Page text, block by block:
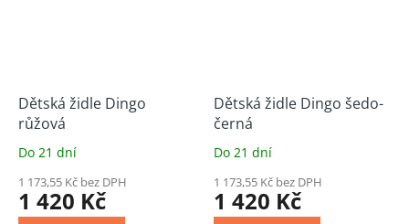
Dětská židle Dingo
růžová
Do 21 dní
1 173,55 Kč bez DPH
1 420 Kč
Dětská židle Dingo šedo-
černá
Do 21 dní
1 173,55 Kč bez DPH
1 420 Kč